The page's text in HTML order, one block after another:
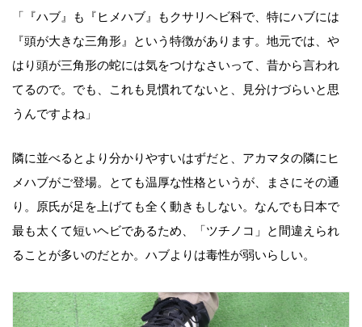
「『ハブ』も『ヒメハブ』もクサリヘビ科で、特にハブには
『頭が大きな三角形』という特徴があります。地元では、や
はり頭が三角形の蛇には気をつけなさいって、昔から言われ
てるので。でも、これも見慣れてないと、見分けづらいと思
うんですよね」
隣に並べるとより分かりやすいはずだと、アカマタの隣にヒ
メハブがご登場。とても温厚な性格というが、まさにその通
り。原氏が足を上げても全く動きもしない。なんでも日本で
最も太くて短いヘビであるため、「ツチノコ」と間違えられ
ることが多いのだとか。ハブよりは毒性が弱いらしい。